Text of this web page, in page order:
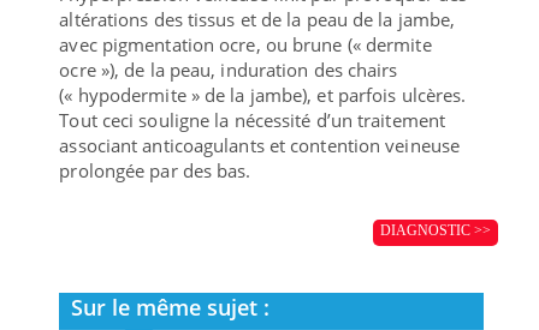
altérations des tissus et de la peau de la jambe,
avec pigmentation ocre, ou brune (« dermite
ocre »), de la peau, induration des chairs
(« hypodermite » de la jambe), et parfois ulcères.
Tout ceci souligne la nécessité d’un traitement
associant anticoagulants et contention veineuse
prolongée par des bas.
DIAGNOSTIC >>
Sur le même sujet :